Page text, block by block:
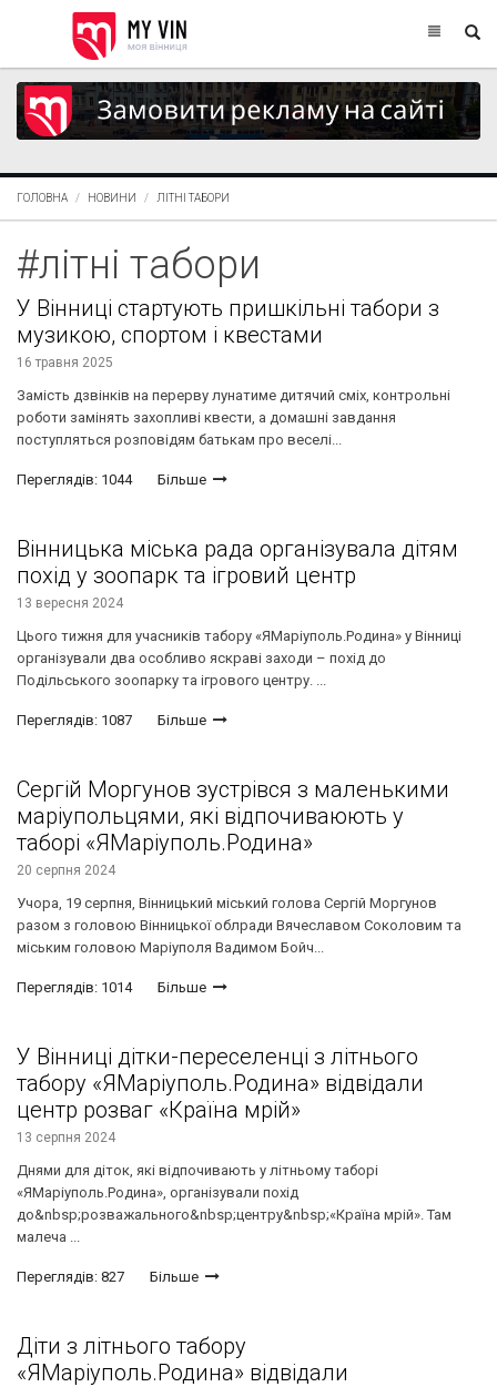
ГОЛОВНА НОВИНИ ЛІТНІ ТАБОРИ
#літні табори
У Вінниці стартують пришкільні табори з
музикою, спортом і квестами
16 травня 2025
Замість дзвінків на перерву лунатиме дитячий сміх, контрольні
роботи замінять захопливі квести, а домашні завдання
поступляться розповідям батькам про веселі...
Переглядів: 1044 Більше
Вінницька міська рада організувала дітям
похід у зоопарк та ігровий центр
13 вересня 2024
Цього тижня для учасників табору «ЯМаріуполь.Родина» у Вінниці
організували два особливо яскраві заходи – похід до
Подільського зоопарку та ігрового центру. ...
Переглядів: 1087 Більше
Сергій Моргунов зустрівся з маленькими
маріупольцями, які відпочиваюють у
таборі «ЯМаріуполь.Родина»
20 серпня 2024
Учора, 19 серпня, Вінницький міський голова Сергій Моргунов
разом з головою Вінницької облради Вячеславом Соколовим та
міським головою Маріуполя Вадимом Бойч...
Переглядів: 1014 Більше
У Вінниці дітки-переселенці з літнього
табору «ЯМаріуполь.Родина» відвідали
центр розваг «Країна мрій»
13 серпня 2024
Днями для діток, які відпочивають у літньому таборі
«ЯМаріуполь.Родина», організували похід
до&nbsp;розважального&nbsp;центру&nbsp;«Країна мрій». Там
малеча ...
Переглядів: 827 Більше
Діти з літнього табору
«ЯМаріуполь.Родина» відвідали